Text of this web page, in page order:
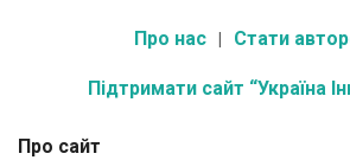
Про нас Стати
Підтримати сайт “Україна
Про сайт